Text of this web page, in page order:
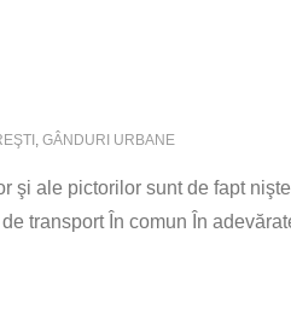
, GÂNDURI URBANE
ale pictorilor sunt de fapt
transport În comun În